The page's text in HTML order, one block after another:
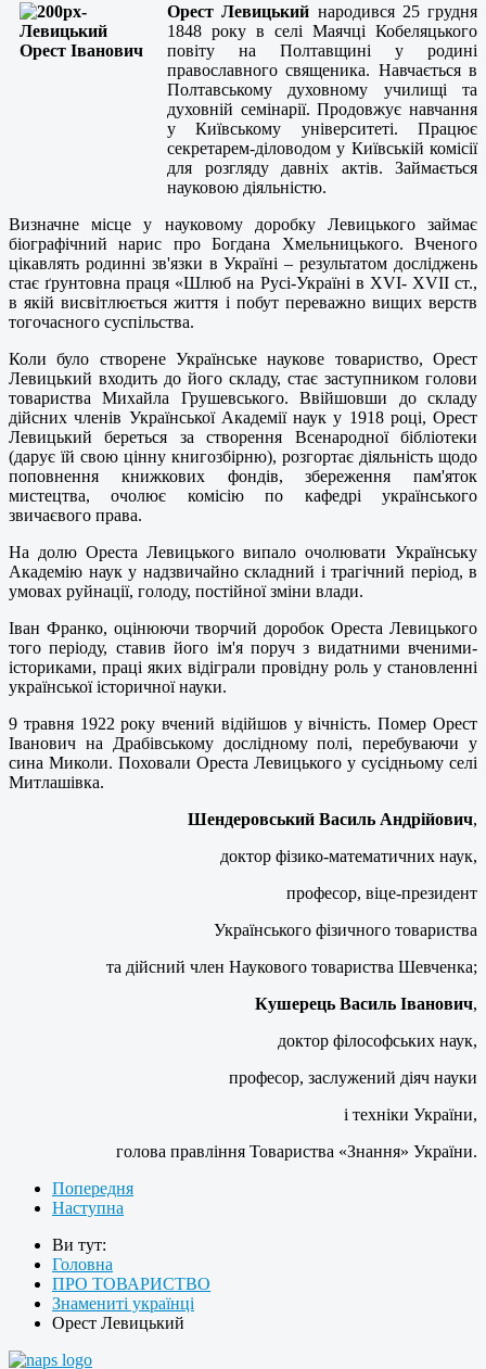
Орест Левицький народився 25 грудня
1848 року в селі Маячці Кобеляцького
повіту на Полтавщині у родині
православного священика. Навчається в
Полтавському духовному училищі та
духовній семінарії. Продовжує навчання
у Київському університеті. Працює
секретарем-діловодом у Київській комісії
для розгляду давніх актів. Займається
науковою діяльністю.
Визначне місце у науковому доробку Левицького займає
біографічний нарис про Богдана Хмельницького. Вченого
цікавлять родинні зв'язки в Україні – результатом досліджень
стає ґрунтовна праця «Шлюб на Русі-Україні в ХVІ- ХVІІ ст.,
в якій висвітлюється життя і побут переважно вищих верств
тогочасного суспільства.
Коли було створене Українське наукове товариство, Орест
Левицький входить до його складу, стає заступником голови
товариства Михайла Грушевського. Ввійшовши до складу
дійсних членів Української Академії наук у 1918 році, Орест
Левицький береться за створення Всенародної бібліотеки
(дарує їй свою цінну книгозбірню), розгортає діяльність щодо
поповнення книжкових фондів, збереження пам'яток
мистецтва, очолює комісію по кафедрі українського
звичаєвого права.
На долю Ореста Левицького випало очолювати Українську
Академію наук у надзвичайно складний і трагічний період, в
умовах руйнації, голоду, постійної зміни влади.
Іван Франко, оцінюючи творчий доробок Ореста Левицького
того періоду, ставив його ім'я поруч з видатними вченими-
істориками, праці яких відіграли провідну роль у становленні
української історичної науки.
9 травня 1922 року вчений відійшов у вічність. Помер Орест
Іванович на Драбівському дослідному полі, перебуваючи у
сина Миколи. Поховали Ореста Левицького у сусідньому селі
Митлашівка.
Шендеровський Василь Андрійович,
доктор фізико-математичних наук,
професор, віце-президент
Українського фізичного товариства
та дійсний член Наукового товариства Шевченка;
Кушерець Василь Іванович,
доктор філософських наук,
професор, заслужений діяч науки
і техніки України,
голова правління Товариства «Знання» України.
Попередня
Наступна
Ви тут:
Головна
ПРО ТОВАРИСТВО
Знамениті українці
Орест Левицький